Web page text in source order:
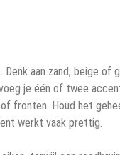
aan zand, beige of
je één of twee
fronten. Houd het
werkt vaak prettig.